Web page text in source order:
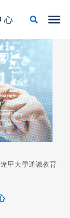
逢甲大學通識教育